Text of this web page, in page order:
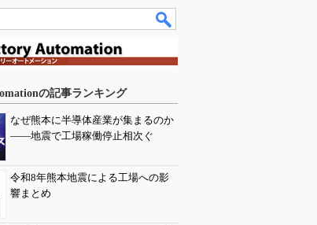
の記事ランキング
なぜ熊本に半導体産業が集まるのか
――地震で工場稼働停止相次ぐ
令和8年熊本地震による工場への影
響まとめ